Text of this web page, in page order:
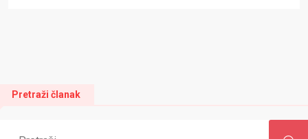
Pretraži članak